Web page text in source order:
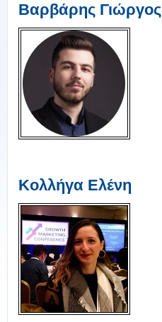
Βαρβάρης Γιώργος
Κολλήγα Ελένη